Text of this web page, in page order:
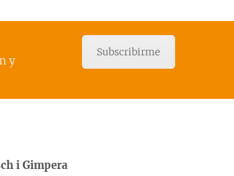
y
Subscribirme
i Gimpera